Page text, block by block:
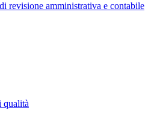
revisione amministrativa e contabile
qualità